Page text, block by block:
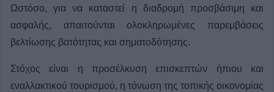
Ωστόσο, για να καταστεί η διαδρομή προσβάσιμη και
ασφαλής, απαιτούνται ολοκληρωμένες παρεμβάσεις
βελτίωσης βατότητας και σηματοδότησης.
Στόχος είναι η προσέλκυση επισκεπτών ήπιου και
εναλλακτικού τουρισμού, η τόνωση της τοπικής οικονομίας